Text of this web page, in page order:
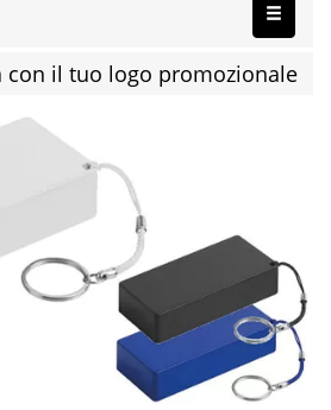
con il tuo logo promozionale